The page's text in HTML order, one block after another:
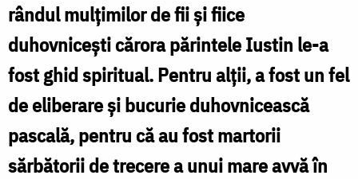
rândul mulţimilor de fii şi fiice
duhovniceşti cărora părintele Iustin le-a
fost ghid spiritual. Pentru alţii, a fost un fel
de eliberare şi bucurie duhovnicească
pascală, pentru că au fost martorii
sărbătorii de trecere a unui mare avvă în